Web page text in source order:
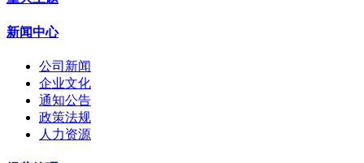
新闻中心
公司新闻
企业文化
通知公告
政策法规
人力资源